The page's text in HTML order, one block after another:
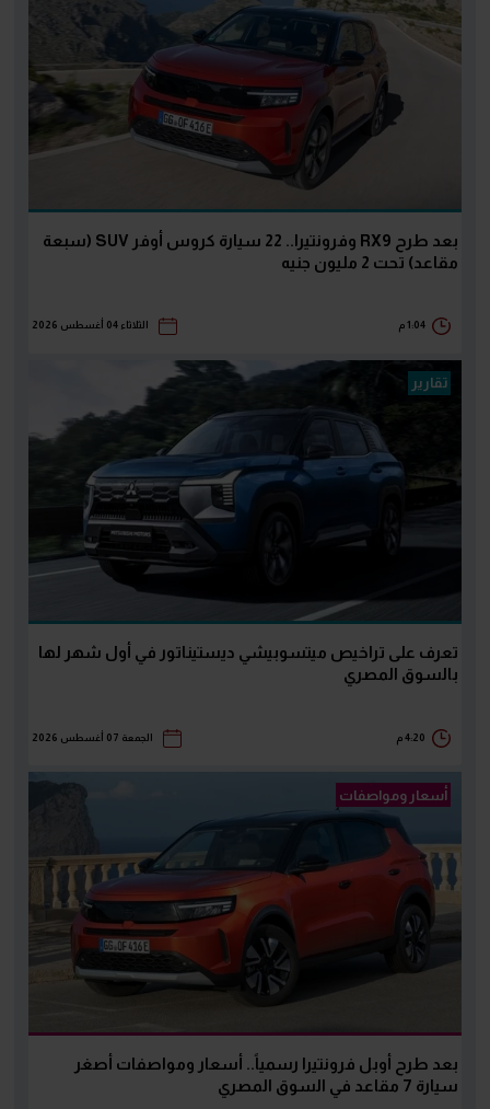
بعد طرح RX9 وفرونتيرا.. 22 سيارة كروس أوفر SUV (سبعة
مقاعد) تحت 2 مليون جنيه
1:04 م الثلاثاء 04 أغسطس 2026
تقارير
تعرف على تراخيص ميتسوبيشي ديستيناتور في أول شهر لها
بالسوق المصري
4:20 م الجمعة 07 أغسطس 2026
أسعار ومواصفات
بعد طرح أوبل فرونتيرا رسمياً.. أسعار ومواصفات أصغر
سيارة 7 مقاعد في السوق المصري